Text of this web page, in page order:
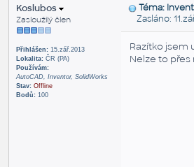
Koslubos
Zasloužilý člen
Přihlášen:15.zář.2013
Lokalita:ČR (PA)
Používám:
AutoCAD, Inventor, SolidWorks
Stav: Offline
Bodů:100
Téma:
Zasláno:
Razítko jsem
Nelze to